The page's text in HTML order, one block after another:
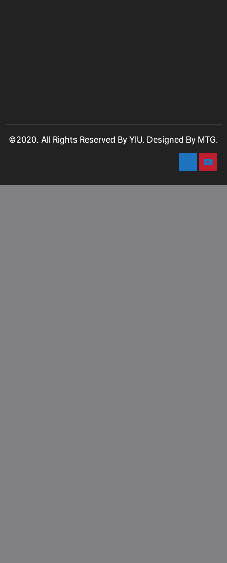
©2020. All Rights Reserved By YIU. Designed By MTG.